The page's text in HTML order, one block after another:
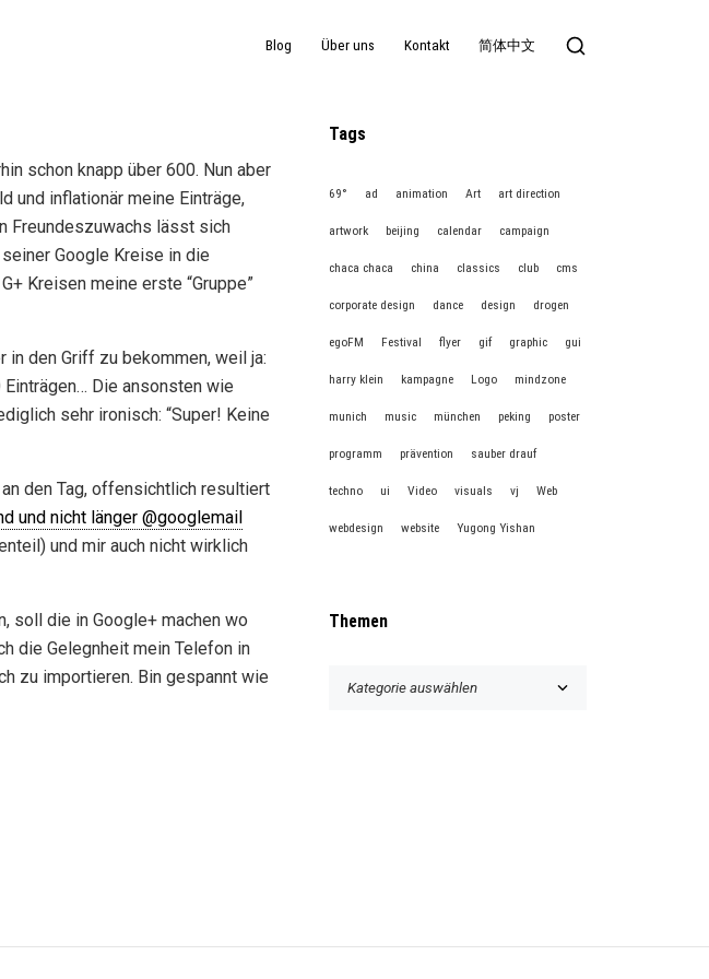
Blog Über uns Kontakt 简体中文
schon knapp über 600. Nun aber
und inflationär meine Einträge,
Freundeszuwachs lässt sich
Google Kreise in die
Kreisen meine erste “Gruppe”
den Griff zu bekommen, weil ja:
Die ansonsten wie
sehr ironisch: “Super! Keine
den Tag, offensichtlich resultiert
und nicht länger @googlemail
und mir auch nicht wirklich
soll die in Google+ machen wo
die Gelegnheit mein Telefon in
zu importieren. Bin gespannt wie
Tags
69° ad animation Art art direction
artwork beijing calendar campaign
chaca chaca china classics club cms
corporate design dance design drogen
egoFM Festival flyer gif graphic gui
harry klein kampagne Logo mindzone
munich music münchen peking poster
programm prävention sauber drauf
techno ui Video visuals vj Web
webdesign website Yugong Yishan
Themen